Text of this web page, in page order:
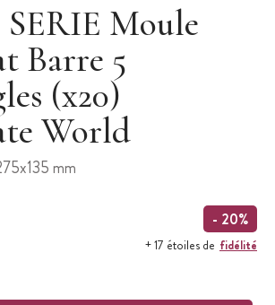
Moule
Barre 5
(x20)
World
mm
- 20%
+ 17 étoiles de fidélité